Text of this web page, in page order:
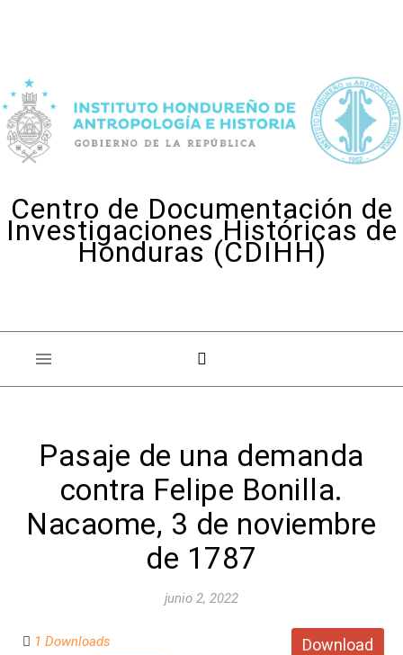
Centro de Documentación de
Investigaciones Históricas de
Honduras (CDIHH)
Pasaje de una demanda
contra Felipe Bonilla.
Nacaome, 3 de noviembre
de 1787
junio 2, 2022
Download
1 Downloads